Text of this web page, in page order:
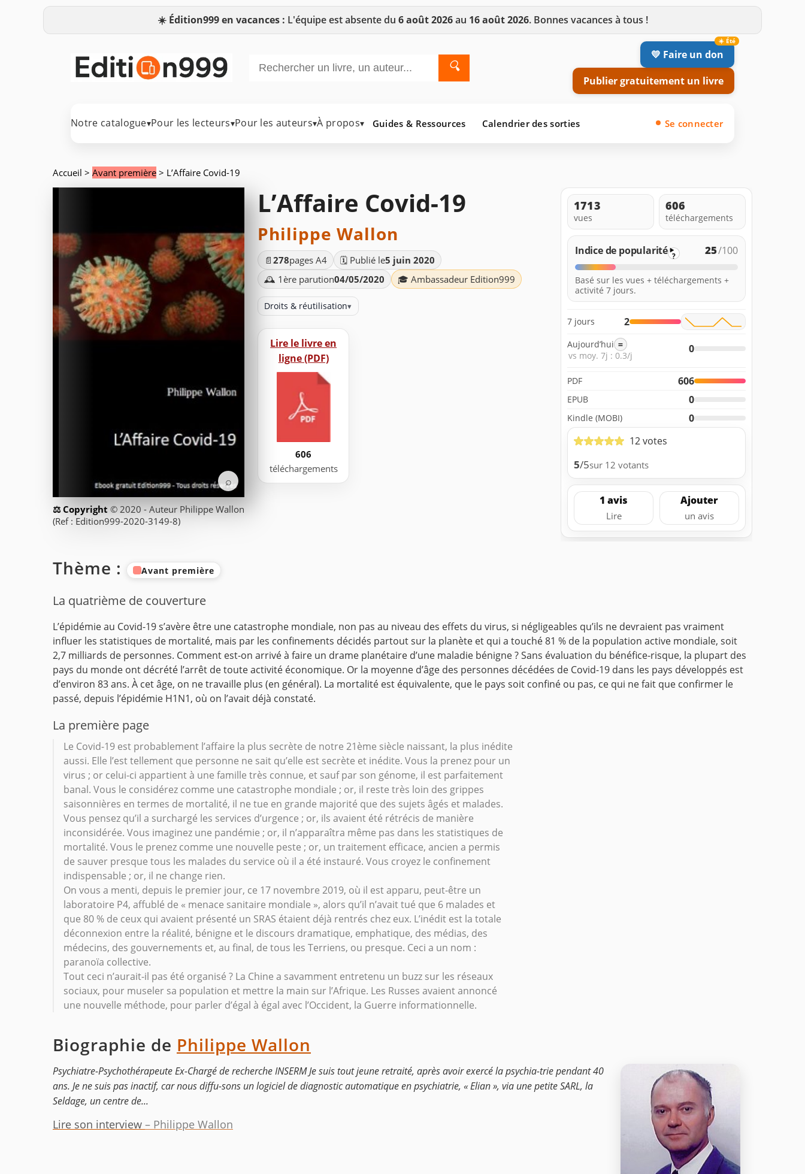
☀️ Édition999 en vacances : L'équipe est absente du 6 août 2026au 16 août 2026. Bonnes vacances à tous !
🔍
💛 Faire un don
Publier gratuitement un livre
Notre catalogue▾Pour les lecteurs▾Pour les auteurs▾À propos▾ Guides & Ressources Calendrier des sorties Se connecter
Accueil > Avant première > L’Affaire Covid-19
⌕
© 2020 - Auteur Philippe Wallon
(Ref : Edition999-2020-3149-8)
L’Affaire Covid-19
Philippe Wallon
📄 278pages A4 🗓️ Publié le5 juin 2020
🕰️ 1ère parution04/05/2020 🎓 Ambassadeur Edition999
Droits & réutilisation▾
Lire le livre en
ligne (PDF)
606
téléchargements
1713
vues
606
téléchargements
Indice de popularité ? 25/100
Basé sur les vues + téléchargements +
activité 7 jours.
7 jours 2
Aujourd’hui =
vs moy. 7j : 0.3/j
0
PDF 606
EPUB 0
Kindle (MOBI)
0
12 votes
5/5sur 12 votants
1 avis
Lire
Ajouter
un avis
Thème : Avant première
La quatrième de couverture
L’épidémie au Covid-19 s’avère être une catastrophe mondiale, non pas au niveau des effets du virus, si négligeables qu’ils ne devraient pas vraiment
influer les statistiques de mortalité, mais par les confinements décidés partout sur la planète et qui a touché 81 % de la population active mondiale, soit
2,7 milliards de personnes. Comment est-on arrivé à faire un drame planétaire d’une maladie bénigne ? Sans évaluation du bénéfice-risque, la plupart des
pays du monde ont décrété l’arrêt de toute activité économique. Or la moyenne d’âge des personnes décédées de Covid-19 dans les pays développés est
d’environ 83 ans. À cet âge, on ne travaille plus (en général). La mortalité est équivalente, que le pays soit confiné ou pas, ce qui ne fait que confirmer le
passé, depuis l’épidémie H1N1, où on l’avait déjà constaté.
La première page
Le Covid-19 est probablement l’affaire la plus secrète de notre 21ème siècle naissant, la plus inédite
aussi. Elle l’est tellement que personne ne sait qu’elle est secrète et inédite. Vous la prenez pour un
virus ; or celui-ci appartient à une famille très connue, et sauf par son génome, il est parfaitement
banal. Vous le considérez comme une catastrophe mondiale ; or, il reste très loin des grippes
saisonnières en termes de mortalité, il ne tue en grande majorité que des sujets âgés et malades.
Vous pensez qu’il a surchargé les services d’urgence ; or, ils avaient été rétrécis de manière
inconsidérée. Vous imaginez une pandémie ; or, il n’apparaîtra même pas dans les statistiques de
mortalité. Vous le prenez comme une nouvelle peste ; or, un traitement efficace, ancien a permis
de sauver presque tous les malades du service où il a été instauré. Vous croyez le confinement
indispensable ; or, il ne change rien.
On vous a menti, depuis le premier jour, ce 17 novembre 2019, où il est apparu, peut-être un
laboratoire P4, affublé de « menace sanitaire mondiale », alors qu’il n’avait tué que 6 malades et
que 80 % de ceux qui avaient présenté un SRAS étaient déjà rentrés chez eux. L’inédit est la totale
déconnexion entre la réalité, bénigne et le discours dramatique, emphatique, des médias, des
médecins, des gouvernements et, au final, de tous les Terriens, ou presque. Ceci a un nom :
paranoïa collective.
Tout ceci n’aurait-il pas été organisé ? La Chine a savamment entretenu un buzz sur les réseaux
sociaux, pour museler sa population et mettre la main sur l’Afrique. Les Russes avaient annoncé
une nouvelle méthode, pour parler d’égal à égal avec l’Occident, la Guerre informationnelle.
Biographie de Philippe Wallon
Psychiatre-Psychothérapeute Ex-Chargé de recherche INSERM Je suis tout jeune retraité, après avoir exercé la psychia-trie pendant 40
ans. Je ne suis pas inactif, car nous diffu-sons un logiciel de diagnostic automatique en psychiatrie, « Elian », via une petite SARL, la
Seldage, un centre de...
Lire son interview – Philippe Wallon